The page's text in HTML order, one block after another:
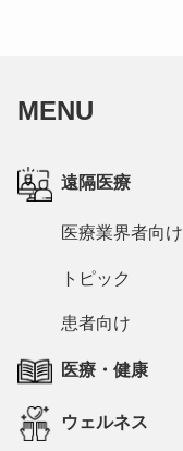
MENU
遠隔医療
医療業界者向け
トピック
患者向け
医療・健康
ウェルネス